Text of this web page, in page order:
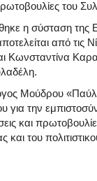
του
η σύσταση της
από τις
Κωνσταντίνα
Μούδρου
για την
και
και του